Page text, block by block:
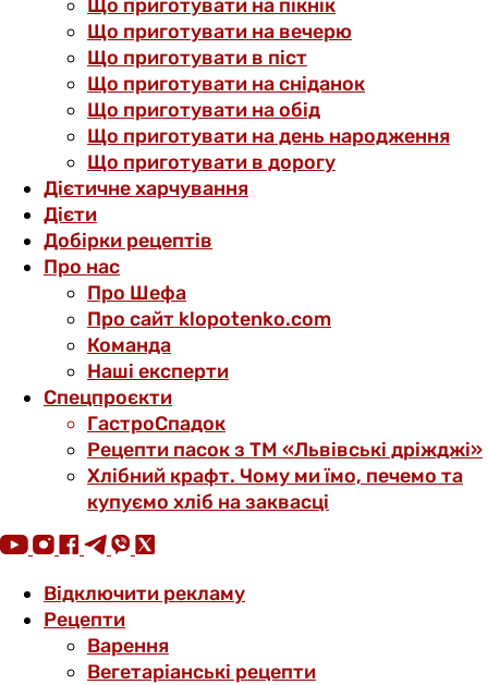
Що приготувати на пікнік
Що приготувати на вечерю
Що приготувати в піст
Що приготувати на сніданок
Що приготувати на обід
Що приготувати на день народження
Що приготувати в дорогу
Дієтичне харчування
Дієти
Добірки рецептів
Про нас
Про Шефа
Про сайт klopotenko.com
Команда
Наші експерти
Спецпроєкти
ГастроСпадок
Рецепти пасок з ТМ «Львівські дріжджі»
Хлібний крафт. Чому ми їмо, печемо та
купуємо хліб на заквасці
Відключити рекламу
Рецепти
Варення
Вегетаріанські рецепти